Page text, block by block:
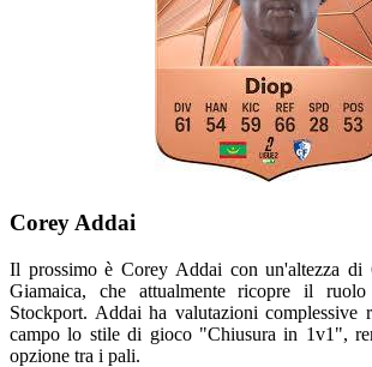
Corey Addai
Il prossimo è Corey Addai con un'altezza di
Giamaica, che attualmente ricopre il
Stockport. Addai ha valutazioni complessive
campo lo stile di gioco "Chiusura in 1v1",
opzione tra i pali.